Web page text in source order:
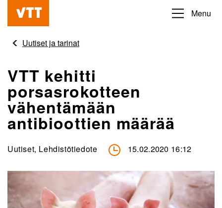
Hyppää
pääsisältöön
Beyond
obvious
Menu
Uutiset ja tarinat
VTT kehitti
porsasrokotteen
vähentämään
antibioottien määrää
Uutiset, Lehdistötiedote 15.02.2020 16:12